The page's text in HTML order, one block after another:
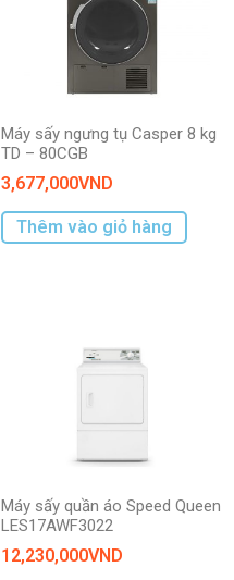
Máy sấy ngưng tụ Casper 8 kg
TD – 80CGB
3,677,000VND
Thêm vào giỏ hàng
Máy sấy quần áo Speed Queen
LES17AWF3022
12,230,000VND